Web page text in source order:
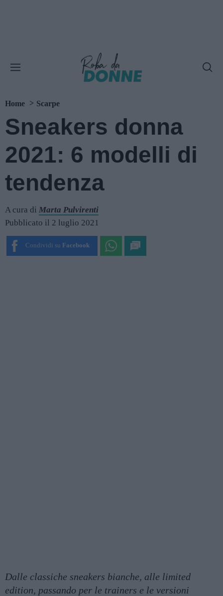
Home Scarpe
Sneakers donna
2021: 6 modelli di
tendenza
A cura di Marta Pulvirenti
Pubblicato il 2 luglio 2021
Condividi su Facebook
Dalle classiche sneakers bianche, alle limited
edition, passando per le trainers e le versioni